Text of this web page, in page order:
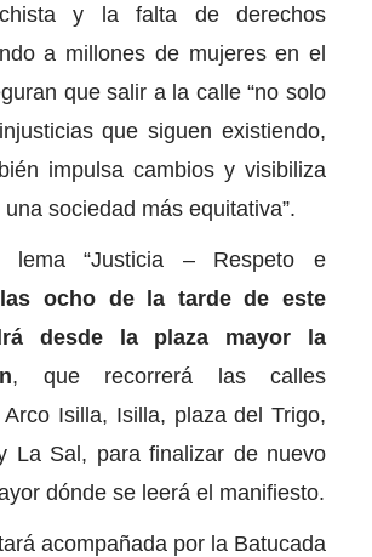
y la falta de derechos
a millones de mujeres en el
que salir a la calle “no solo
que siguen existiendo,
impulsa cambios y visibiliza
sociedad más equitativa”.
“Justicia – Respeto e
ocho de la tarde de este
desde la plaza mayor la
, que recorrerá las calles
Isilla, Isilla, plaza del Trigo,
La Sal, para finalizar de nuevo
dónde se leerá el manifiesto.
acompañada por la Batucada